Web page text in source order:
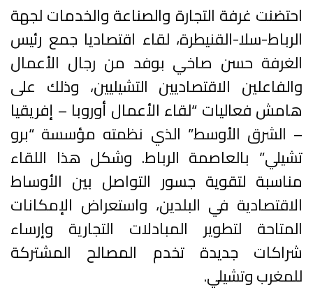
احتضنت غرفة التجارة والصناعة والخدمات لجهة
الرباط-سلا-القنيطرة، لقاء اقتصاديا جمع رئيس
الغرفة حسن صاخي بوفد من رجال الأعمال
والفاعلين الاقتصاديين التشيليين، وذلك على
هامش فعاليات “لقاء الأعمال أوروبا – إفريقيا
– الشرق الأوسط” الذي نظمته مؤسسة “برو
تشيلي” بالعاصمة الرباط. وشكل هذا اللقاء
مناسبة لتقوية جسور التواصل بين الأوساط
الاقتصادية في البلدين، واستعراض الإمكانات
المتاحة لتطوير المبادلات التجارية وإرساء
شراكات جديدة تخدم المصالح المشتركة
للمغرب وتشيلي.